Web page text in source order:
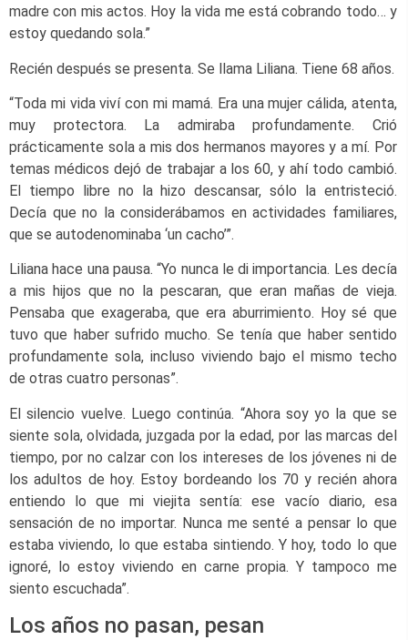
madre con mis actos. Hoy la vida me está cobrando todo… y
estoy quedando sola.”
Recién después se presenta. Se llama Liliana. Tiene 68 años.
“Toda mi vida viví con mi mamá. Era una mujer cálida, atenta,
muy protectora. La admiraba profundamente. Crió
prácticamente sola a mis dos hermanos mayores y a mí. Por
temas médicos dejó de trabajar a los 60, y ahí todo cambió.
El tiempo libre no la hizo descansar, sólo la entristeció.
Decía que no la considerábamos en actividades familiares,
que se autodenominaba ‘un cacho’”.
Liliana hace una pausa. “Yo nunca le di importancia. Les decía
a mis hijos que no la pescaran, que eran mañas de vieja.
Pensaba que exageraba, que era aburrimiento. Hoy sé que
tuvo que haber sufrido mucho. Se tenía que haber sentido
profundamente sola, incluso viviendo bajo el mismo techo
de otras cuatro personas”.
El silencio vuelve. Luego continúa. “Ahora soy yo la que se
siente sola, olvidada, juzgada por la edad, por las marcas del
tiempo, por no calzar con los intereses de los jóvenes ni de
los adultos de hoy. Estoy bordeando los 70 y recién ahora
entiendo lo que mi viejita sentía: ese vacío diario, esa
sensación de no importar. Nunca me senté a pensar lo que
estaba viviendo, lo que estaba sintiendo. Y hoy, todo lo que
ignoré, lo estoy viviendo en carne propia. Y tampoco me
siento escuchada”.
Los años no pasan, pesan